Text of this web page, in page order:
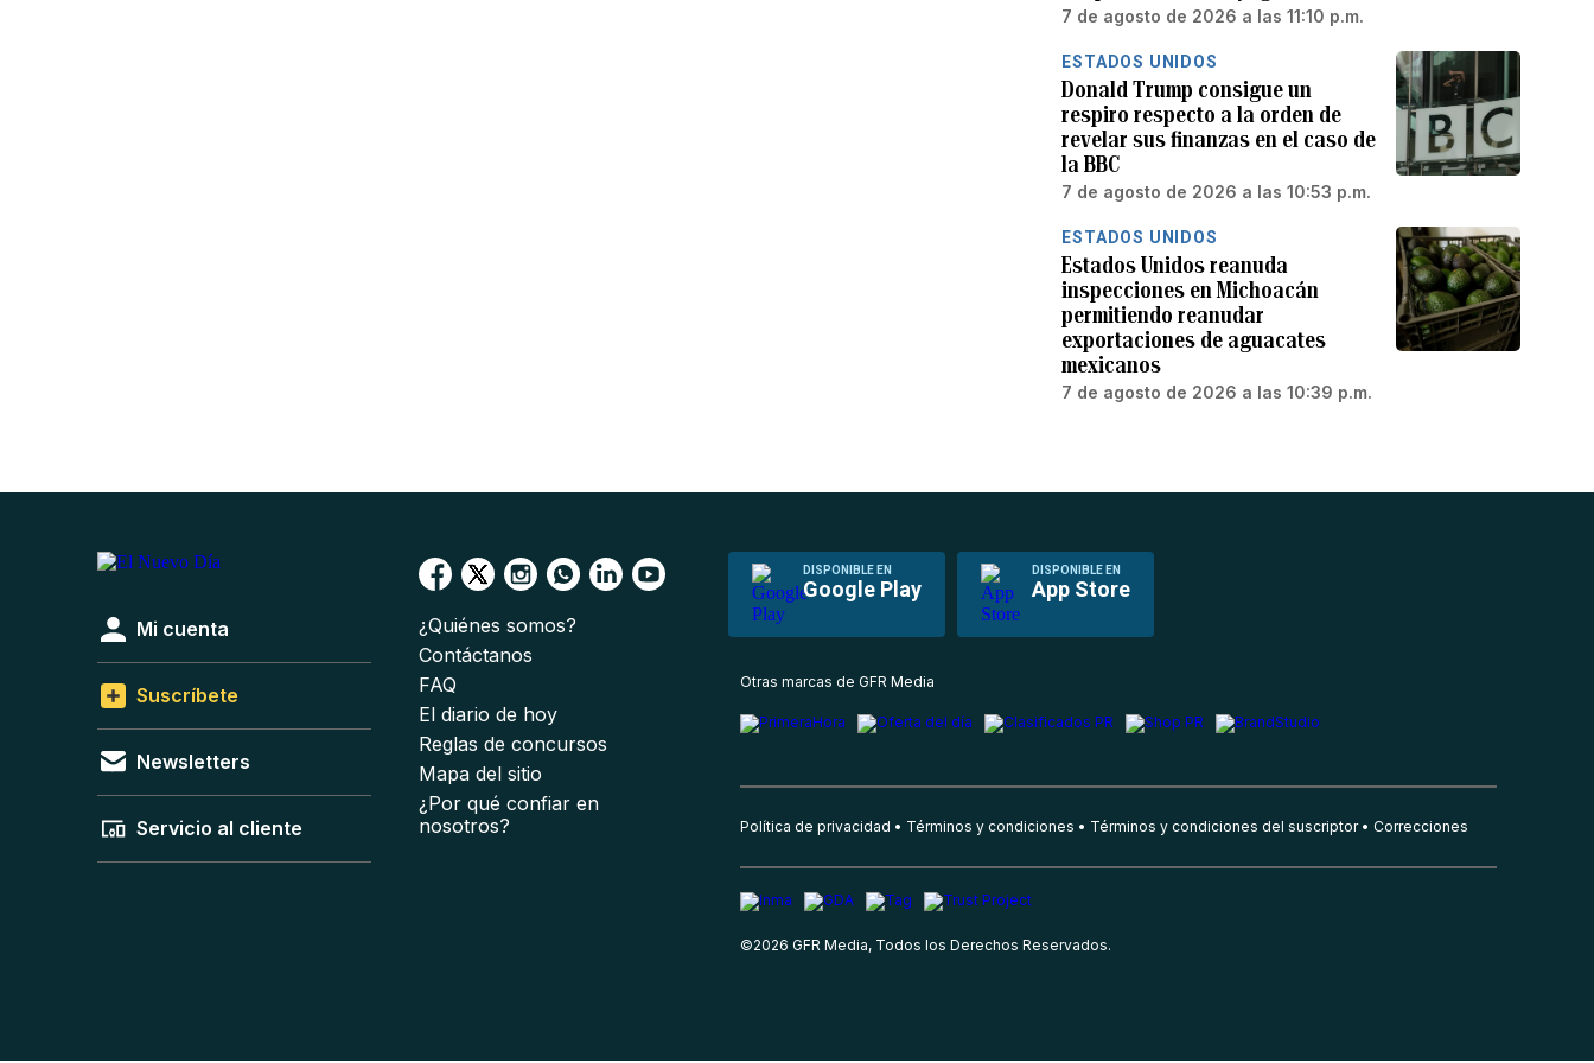
7 de agosto de 2026 a las 11:10 p.m.
ESTADOS UNIDOS
Donald Trump consigue un
respiro respecto a la orden de
revelar sus finanzas en el caso de
la BBC
7 de agosto de 2026 a las 10:53 p.m.
ESTADOS UNIDOS
Estados Unidos reanuda
inspecciones en Michoacán
permitiendo reanudar
exportaciones de aguacates
mexicanos
7 de agosto de 2026 a las 10:39 p.m.
DISPONIBLE EN
Google Play
DISPONIBLE EN
App Store
Mi cuenta
Suscríbete
Newsletters
Servicio al cliente
¿Quiénes somos?
Contáctanos
FAQ
El diario de hoy
Reglas de concursos
Mapa del sitio
¿Por qué confiar en
nosotros?
Otras marcas de GFR Media
Política de privacidad Términos y condiciones Términos y condiciones del suscriptor Correcciones
©2026 GFR Media, Todos los Derechos Reservados.